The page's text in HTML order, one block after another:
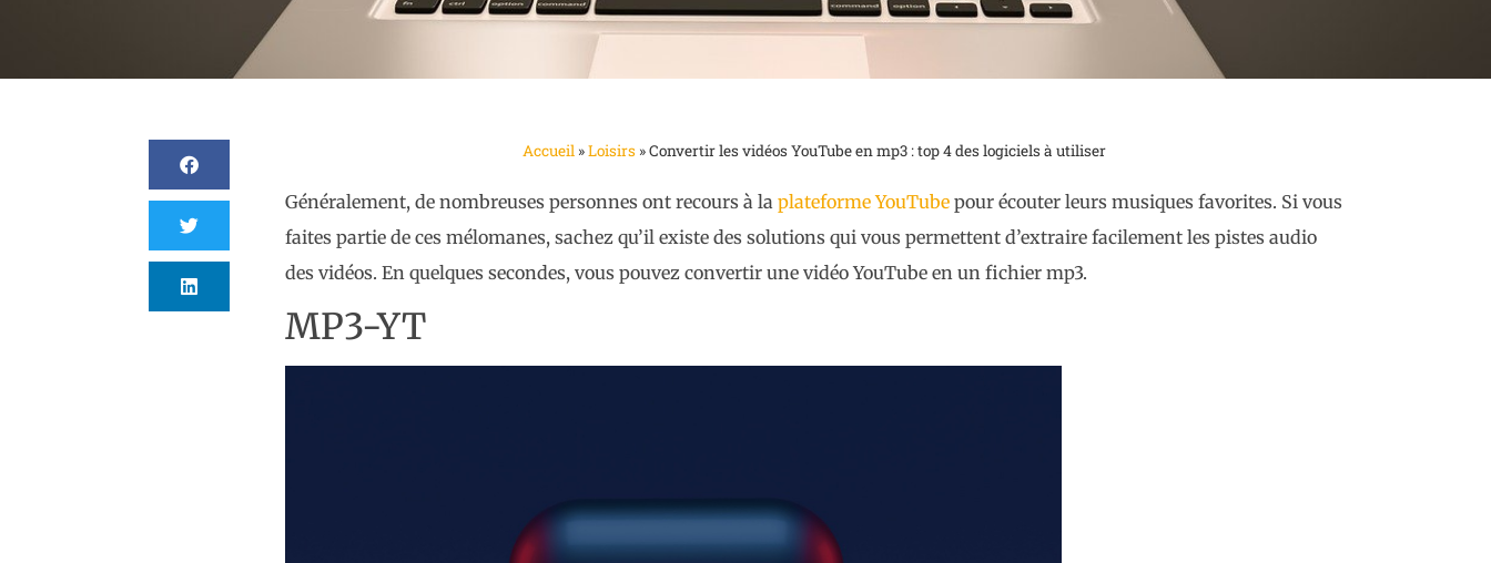
Accueil»Loisirs »Convertir les vidéos YouTube en mp3 : top 4 des logiciels à utiliser
Généralement, de nombreuses personnes ont recours à la plateforme YouTubepour écouter leurs musiques favorites. Si vous
faites partie de ces mélomanes, sachez qu’il existe des solutions qui vous permettent d’extraire facilement les pistes audio
des vidéos. En quelques secondes, vous pouvez convertir une vidéo YouTube en un fichier mp3.
MP3-YT